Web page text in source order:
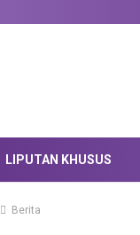
LIPUTAN KHUSUS
Berita